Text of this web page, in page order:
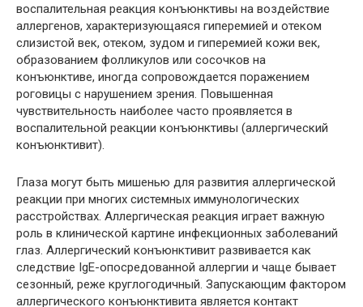
воспалительная реакция конъюнктивы на воздействие
аллергенов, характеризующаяся гиперемией и отеком
слизистой век, отеком, зудом и гиперемией кожи век,
образованием фолликулов или сосочков на
конъюнктиве, иногда сопровождается поражением
роговицы с нарушением зрения. Повышенная
чувствительность наиболее часто проявляется в
воспалительной реакции конъюнктивы (аллергический
конъюнктивит).
Глаза могут быть мишенью для развития аллергической
реакции при многих системных иммунологических
расстройствах. Аллергическая реакция играет важную
роль в клинической картине инфекционных заболеваний
глаз. Аллергический конъюнктивит развивается как
следствие IgE-опосредованной аллергии и чаще бывает
сезонный, реже круглогодичный. Запускающим фактором
аллергического конъюнктивита является контакт